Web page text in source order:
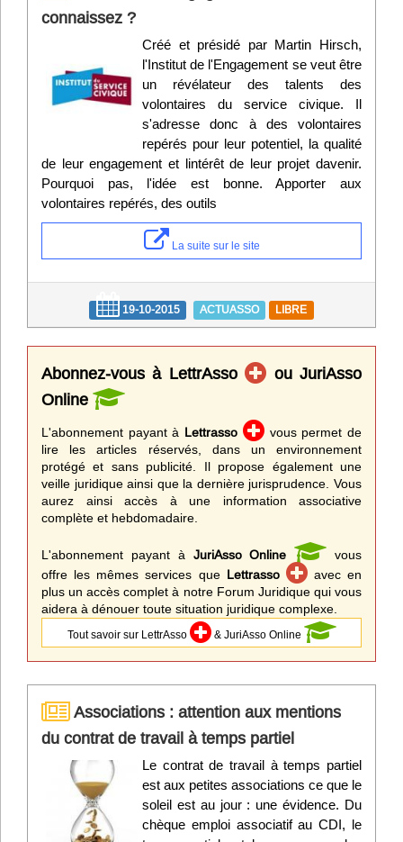
connaissez ?
Créé et présidé par Martin Hirsch,
l'Institut de l'Engagement se veut être
un révélateur des talents des
volontaires du service civique. Il
s'adresse donc à des volontaires
repérés pour leur potentiel, la qualité
de leur engagement et lintérêt de leur projet davenir.
Pourquoi pas, l'idée est bonne. Apporter aux
volontaires repérés, des outils
La suite sur le site
19-10-2015 ACTUASSO LIBRE
Abonnez-vous à LettrAsso
ou JuriAsso
Online
L'abonnement payant à Lettrasso
vous permet de
lire les articles réservés, dans un environnement
protégé et sans publicité. Il propose également une
veille juridique ainsi que la dernière jurisprudence. Vous
aurez ainsi accès à une information associative
complète et hebdomadaire.
L'abonnement payant à JuriAsso Online
vous
offre les mêmes services que Lettrasso
avec en
plus un accès complet à notre Forum Juridique qui vous
aidera à dénouer toute situation juridique complexe.
Tout savoir sur LettrAsso & JuriAsso Online
Associations : attention aux mentions
du contrat de travail à temps partiel
Le contrat de travail à temps partiel
est aux petites associations ce que le
soleil est au jour : une évidence. Du
chèque emploi associatif au CDI, le